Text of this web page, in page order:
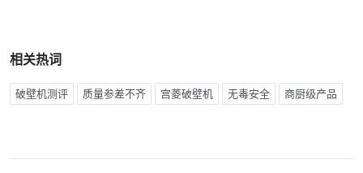
相关热词
破壁机测评 质量参差不齐 宫菱破壁机 无毒安全 商厨级产品